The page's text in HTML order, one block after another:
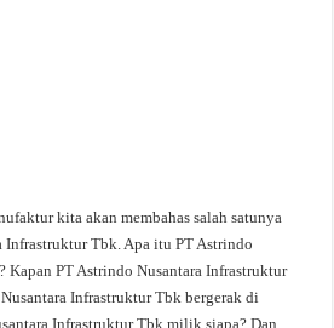
kita akan membahas salah satunya
Infrastruktur Tbk. Apa itu PT Astrindo
Kapan PT Astrindo Nusantara Infrastruktur
Infrastruktur Tbk bergerak di
Infrastruktur Tbk milik siapa? Dan